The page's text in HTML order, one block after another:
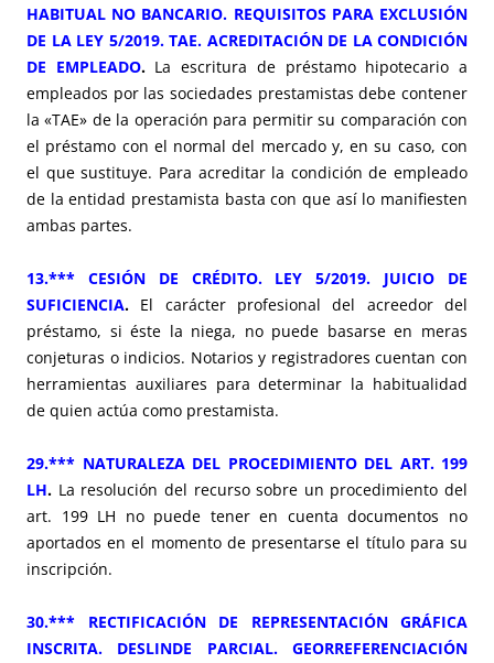
HABITUAL NO BANCARIO. REQUISITOS PARA EXCLUSIÓN
DE LA LEY 5/2019. TAE. ACREDITACIÓN DE LA CONDICIÓN
DE EMPLEADO.La escritura de préstamo hipotecario a
empleados por las sociedades prestamistas debe contener
la «TAE» de la operación para permitir su comparación con
el préstamo con el normal del mercado y, en su caso, con
el que sustituye. Para acreditar la condición de empleado
de la entidad prestamista basta con que así lo manifiesten
ambas partes.
13.*** CESIÓN DE CRÉDITO. LEY 5/2019. JUICIO DE
SUFICIENCIA. El carácter profesional del acreedor del
préstamo, si éste la niega, no puede basarse en meras
conjeturas o indicios. Notarios y registradores cuentan con
herramientas auxiliares para determinar la habitualidad
de quien actúa como prestamista.
29.*** NATURALEZA DEL PROCEDIMIENTO DEL ART. 199
LH. La resolución del recurso sobre un procedimiento del
art. 199 LH no puede tener en cuenta documentos no
aportados en el momento de presentarse el título para su
inscripción.
30.*** RECTIFICACIÓN DE REPRESENTACIÓN GRÁFICA
INSCRITA. DESLINDE PARCIAL. GEORREFERENCIACIÓN